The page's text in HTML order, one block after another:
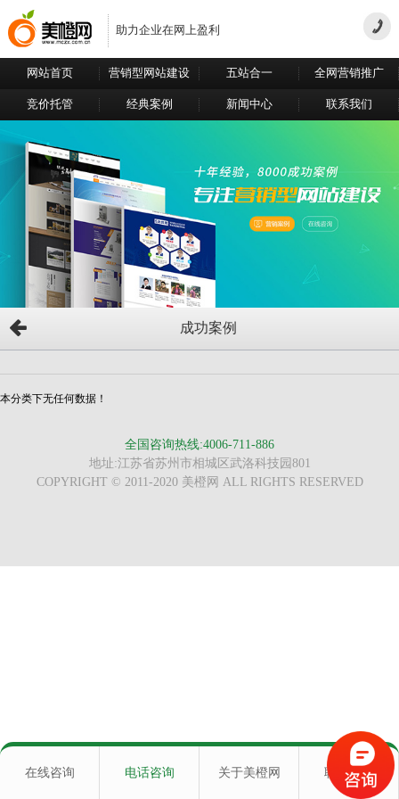
助力企业在网上盈利
网站首页 营销型网站建设 五站合一 全网营销推广
竞价托管 经典案例 新闻中心 联系我们
成功案例
本分类下无任何数据！
全国咨询热线:4006-711-886
地址:江苏省苏州市相城区武洛科技园801
COPYRIGHT © 2011-2020 美橙网 ALL RIGHTS RESERVED
在线咨询 电话咨询 关于美橙网 联系我们